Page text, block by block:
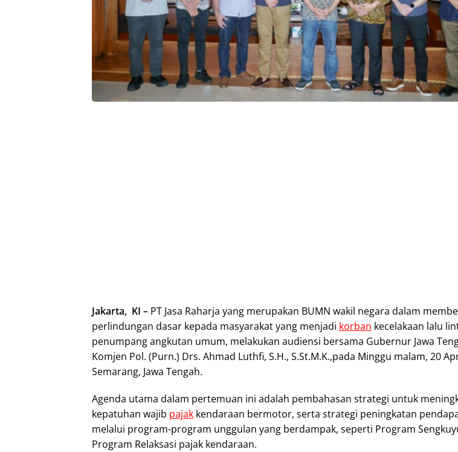
Jakarta, KI – PT Jasa Raharja yang merupakan BUMN wakil negara dalam
perlindungan dasar kepada masyarakat yang menjadi korban kecelakaan lalu
penumpang angkutan umum, melakukan audiensi bersama Gubernur Jawa
Komjen Pol. (Purn.) Drs. Ahmad Luthfi, S.H., S.St.M.K.,pada Minggu malam, 20
Semarang, Jawa Tengah.
Agenda utama dalam pertemuan ini adalah pembahasan strategi untuk
kepatuhan wajib pajak kendaraan bermotor, serta strategi peningkatan
melalui program-program unggulan yang berdampak, seperti Program
Program Relaksasi pajak kendaraan.